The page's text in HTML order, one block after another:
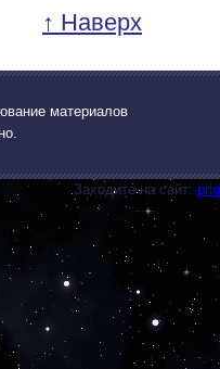
↑ Наверх
материалов
Заходите на сайт: